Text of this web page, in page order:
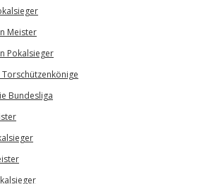
Meister
Pokalsieger
Bundesliga